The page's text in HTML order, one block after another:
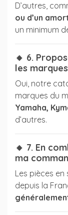
D’autres,
ou d’un
un minimum
🔸 6.
les
Oui, notre
marques du
Yamaha,
d’autres.
🔸 7. En
ma
Les pièces
depuis la